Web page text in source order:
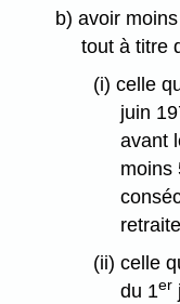
b) avoir
tout à titre
(i) celle
juin
avant
moins
(ii) celle
du 1er